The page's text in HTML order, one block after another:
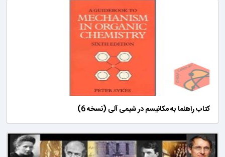
کتاب راهنما به مکانیسم در شیمی آلی (نسخه 6)